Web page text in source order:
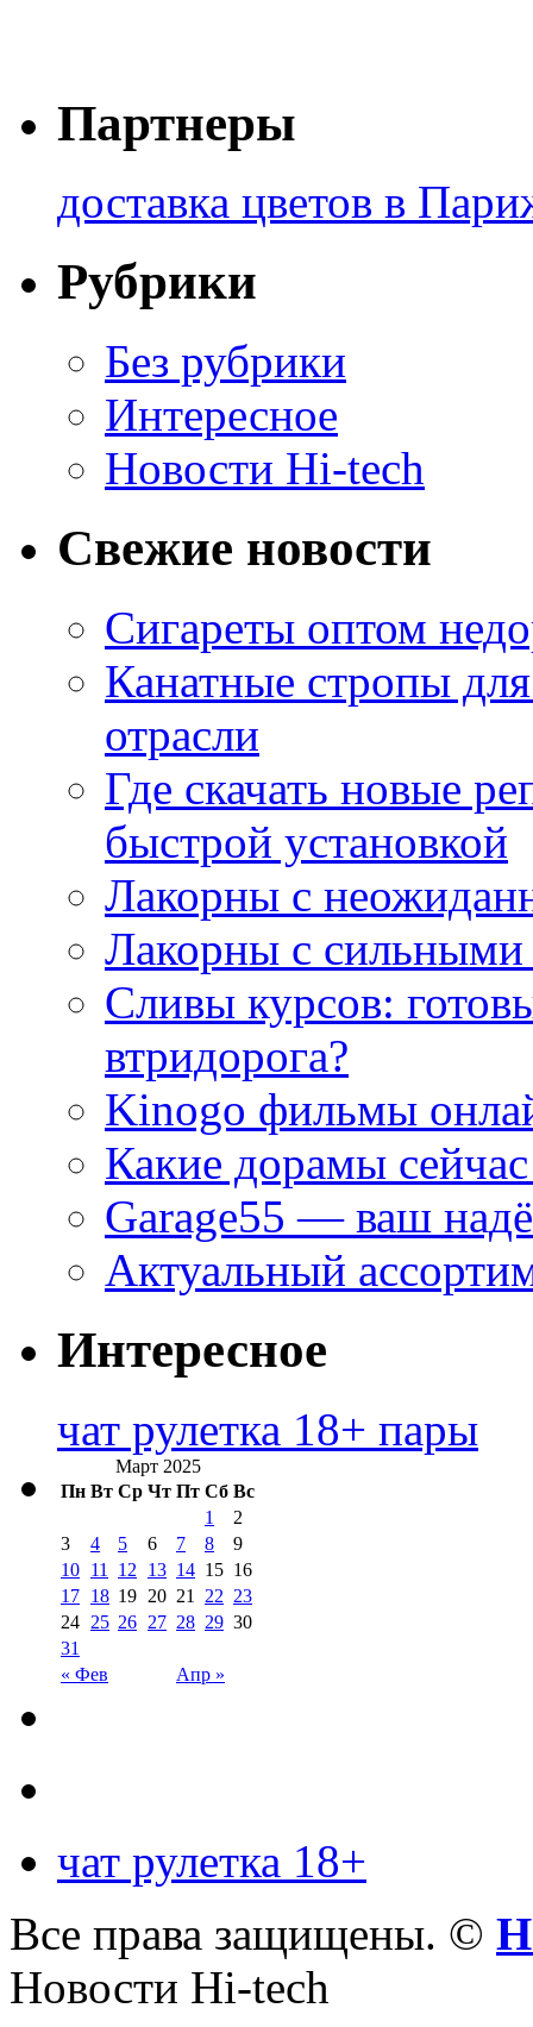
Партнеры
доставка цветов в
Рубрики
Без рубрики
Интересное
Новости Hi-tech
Свежие новости
Сигареты оптом
Канатные стропы
отрасли
Где скачать новые
быстрой установкой
Лакорны с
Лакорны с сильными
Сливы курсов:
втридорога?
Kinogo фильмы
Какие дорамы
Garage55 — ваш
Актуальный
Интересное
чат рулетка 18+ пары
Март 2025
Пн Вт Ср Чт Пт Сб Вс
« Фев Апр »
1
2
3
4 5 6 7 8
9
10 11 12 13 14 15 16
17 18 19 20 21 22 23
24 25 26 27 28 29 30
31
чат рулетка 18+
Все права защищены. ©
Новости Hi-tech